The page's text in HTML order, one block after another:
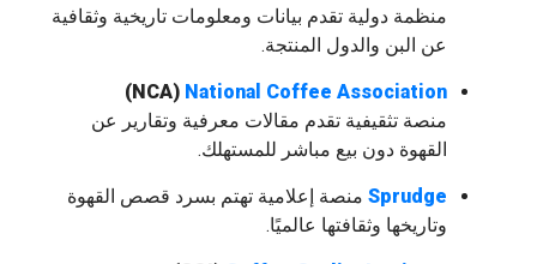
منظمة دولية تقدم بيانات ومعلومات تاريخية وثقافية
عن البن والدول المنتجة.
National Coffee Association
(NCA)
منصة تثقيفية تقدم مقالات معرفية وتقارير عن
القهوة دون بيع مباشر للمستهلك.
Sprudge منصة إعلامية تهتم بسرد قصص القهوة
وتاريخها وثقافتها عالميًا.